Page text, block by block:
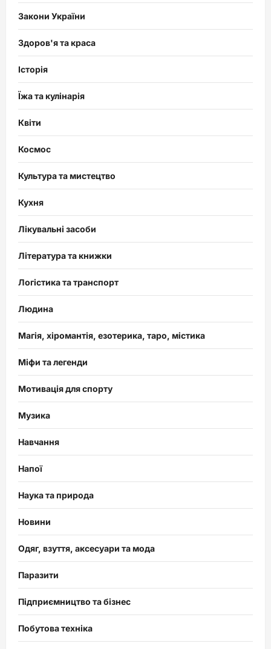
Закони України
Здоров'я та краса
Історія
Їжа та кулінарія
Квіти
Космос
Культура та мистецтво
Кухня
Лікувальні засоби
Література та книжки
Логістика та транспорт
Людина
Магія, хіромантія, езотерика, таро, містика
Міфи та легенди
Мотивація для спорту
Музика
Навчання
Напої
Наука та природа
Новини
Одяг, взуття, аксесуари та мода
Паразити
Підприємництво та бізнес
Побутова техніка